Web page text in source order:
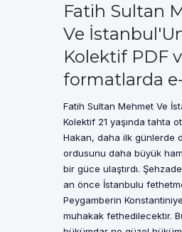
Fatih Sultan
Ve
Kolektif PDF
formatlarda
Fatih Sultan Mehmet Ve
Kolektif 21 yaşında tahta
Hakan, daha ilk günlerde
ordusunu daha büyük
bir güce ulaştırdı.
an önce İstanbulu
Peygamberin
muhakak fethedilecektir.